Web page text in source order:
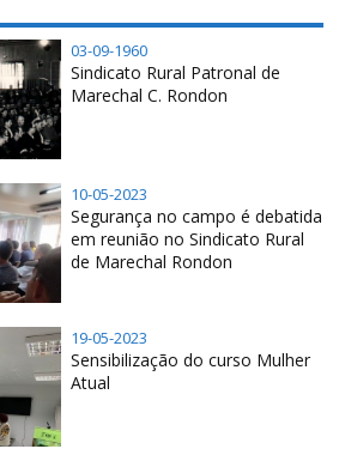
03-09-1960
Sindicato Rural Patronal de
Marechal C. Rondon
10-05-2023
Segurança no campo é debatida
em reunião no Sindicato Rural
de Marechal Rondon
19-05-2023
Sensibilização do curso Mulher
Atual